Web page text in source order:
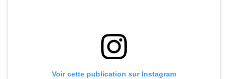
Voir cette publication sur Instagram